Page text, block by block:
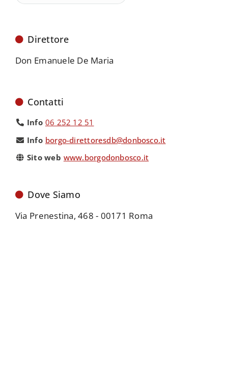
Direttore
Don Emanuele De Maria
Contatti
Info 06 252 12 51
Info borgo-direttoresdb@donbosco.it
Sito web www.borgodonbosco.it
Dove Siamo
Via Prenestina, 468 - 00171 Roma